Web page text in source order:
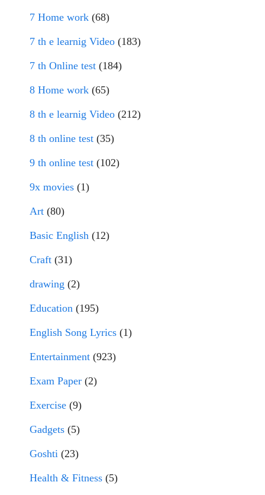
7 Home work (68)
7 th e learnig Video (183)
7 th Online test (184)
8 Home work (65)
8 th e learnig Video (212)
8 th online test (35)
9 th online test (102)
9x movies (1)
Art (80)
Basic English (12)
Craft (31)
drawing (2)
Education (195)
English Song Lyrics (1)
Entertainment (923)
Exam Paper (2)
Exercise (9)
Gadgets (5)
Goshti (23)
Health & Fitness (5)